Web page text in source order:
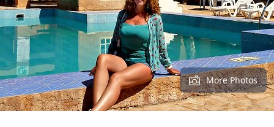
More Photos